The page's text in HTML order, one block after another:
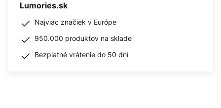
Lumories.sk
Najviac značiek v Európe
950.000 produktov na sklade
Bezplatné vrátenie do 50 dní